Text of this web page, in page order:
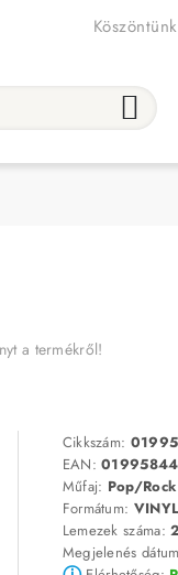
a termékről!
Cikkszám:
EAN:
Műfaj: Pop/Rock
Formátum: VINYL
Lemezek száma:2
Megjelenés